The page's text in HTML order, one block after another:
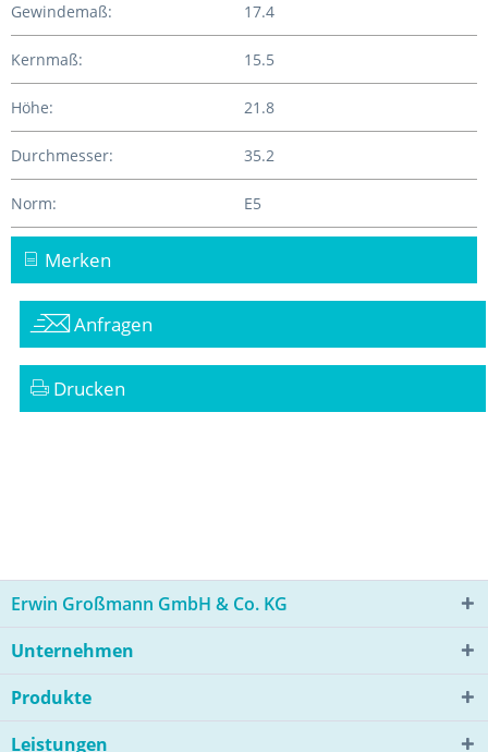
Gewindemaß: 17.4
Kernmaß: 15.5
Höhe: 21.8
Durchmesser: 35.2
Norm: E5
Merken
Anfragen
Drucken
Erwin Großmann GmbH & Co. KG
Unternehmen
Produkte
Leistungen